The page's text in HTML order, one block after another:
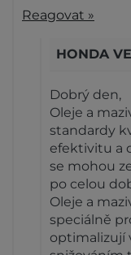
Reagovat »
HONDA
Dobrý den,
Oleje a
standardy
efektivitu a
se mohou
po celou
Oleje a
speciálně
optimalizují